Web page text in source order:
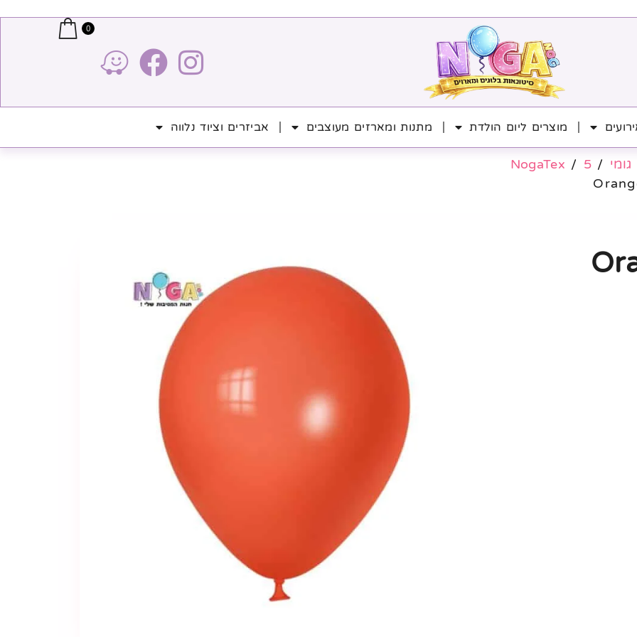
0
מוצרים ליום הולדת מתנות ומארזים מעוצבים אביזרים וציוד נלווה
גומי /
NogaTex / 5